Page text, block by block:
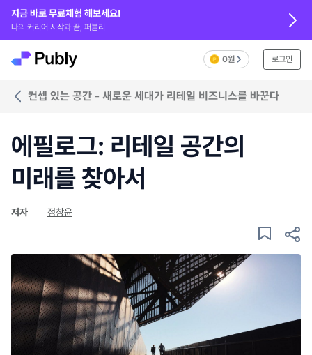
지금 바로 무료체험 해보세요!
나의 커리어 시작과 끝, 퍼블리
0원 로그인
컨셉 있는 공간 - 새로운 세대가 리테일 비즈니스를 바꾼다
에필로그: 리테일 공간의
미래를 찾아서
저자 정창윤